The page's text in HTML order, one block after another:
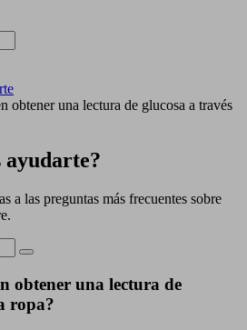
obtener una lectura de glucosa a través
ayudarte?
a las preguntas más frecuentes sobre
obtener una lectura de
ropa?